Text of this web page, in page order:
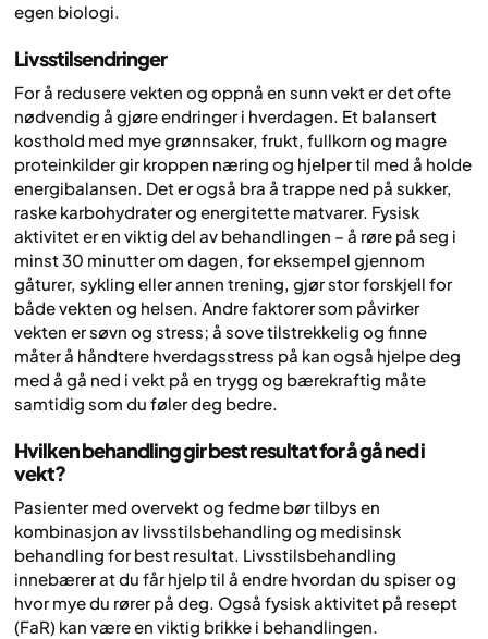
egen biologi.
Livsstilsendringer
For å redusere vekten og oppnå en sunn vekt er det ofte
nødvendig å gjøre endringer i hverdagen. Et balansert
kosthold med mye grønnsaker, frukt, fullkorn og magre
proteinkilder gir kroppen næring og hjelper til med å holde
energibalansen. Det er også bra å trappe ned på sukker,
raske karbohydrater og energitette matvarer. Fysisk
aktivitet er en viktig del av behandlingen – å røre på seg i
minst 30 minutter om dagen, for eksempel gjennom
gåturer, sykling eller annen trening, gjør stor forskjell for
både vekten og helsen. Andre faktorer som påvirker
vekten er søvn og stress; å sove tilstrekkelig og finne
måter å håndtere hverdagsstress på kan også hjelpe deg
med å gå ned i vekt på en trygg og bærekraftig måte
samtidig som du føler deg bedre.
Hvilken behandling gir best resultat for å gå ned i
vekt?
Pasienter med overvekt og fedme bør tilbys en
kombinasjon av livsstilsbehandling og medisinsk
behandling for best resultat. Livsstilsbehandling
innebærer at du får hjelp til å endre hvordan du spiser og
hvor mye du rører på deg. Også fysisk aktivitet på resept
(FaR) kan være en viktig brikke i behandlingen.